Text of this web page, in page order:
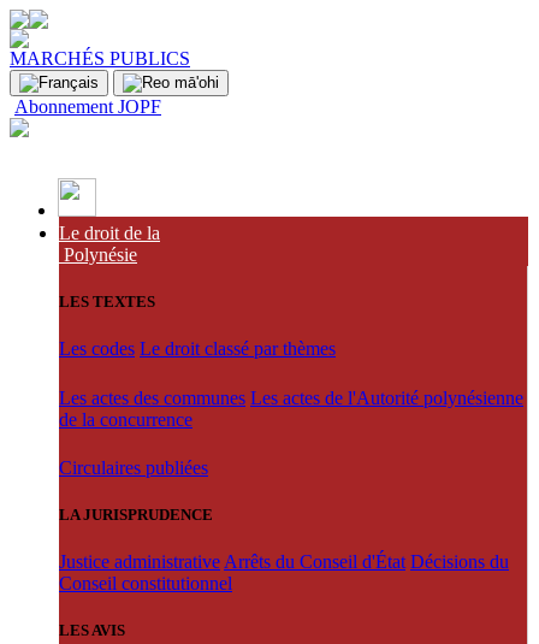
MARCHÉS PUBLICS
Abonnement JOPF
Le droit de la
Polynésie
LES TEXTES
Les codes Le droit classé par thèmes
Les actes des communes Les actes de l'Autorité polynésienne
de la concurrence
Circulaires publiées
LA JURISPRUDENCE
Justice administrative Arrêts du Conseil d'État Décisions du
Conseil constitutionnel
LES AVIS